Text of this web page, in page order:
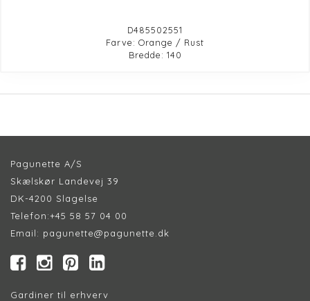
D485502551
Farve: Orange / Rust
Bredde: 140
Pagunette A/S
Skælskør Landevej 39
DK-4200 Slagelse
Telefon:+45 58 57 04 00
Email: pagunette@pagunette.dk
Gardiner til erhverv